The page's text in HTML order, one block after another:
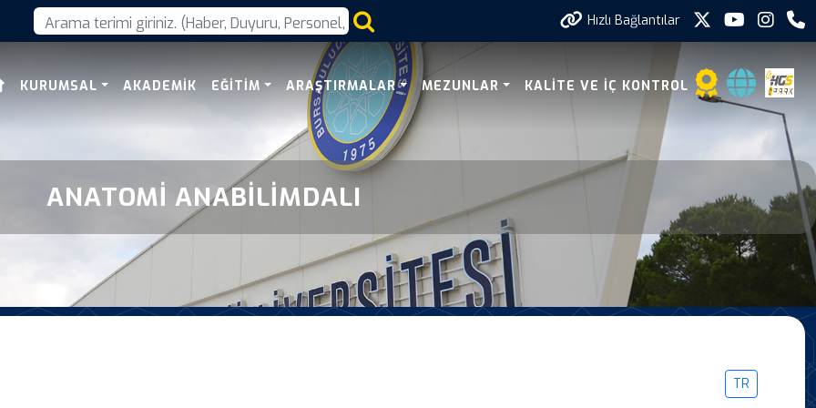
Hızlı Bağlantılar
KURUMSAL AKADEMIK EĞITIM ARAŞTIRMALAR MEZUNLAR KALITE VE İÇ KONTROL
ANATOMI ANABILIMDALI
TR